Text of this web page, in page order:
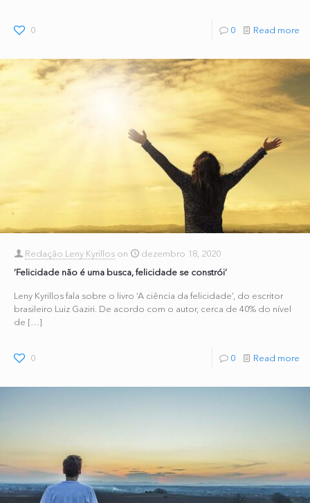
0 0 Read more
Redação Leny Kyrillos on
dezembro 18, 2020
‘Felicidade não é uma busca, felicidade se constrói’
Leny Kyrillos fala sobre o livro ‘A ciência da felicidade’, do escritor
brasileiro Luiz Gaziri. De acordo com o autor, cerca de 40% do nível
de […]
0 0 Read more